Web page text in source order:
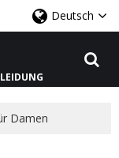
Deutsch
Damen